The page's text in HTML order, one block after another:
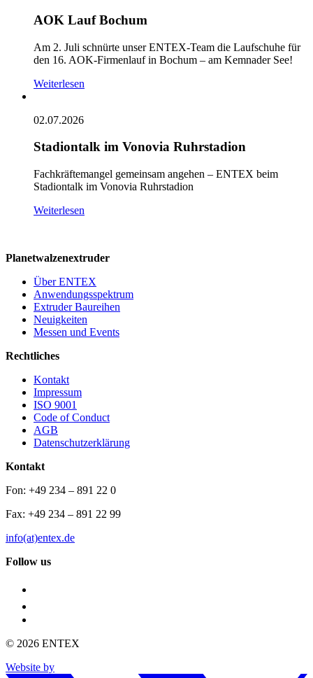
AOK Lauf Bochum
Am 2. Juli schnürte unser ENTEX-Team die Laufschuhe für
den 16. AOK-Firmenlauf in Bochum – am Kemnader See!
Weiterlesen
02.07.2026
Stadiontalk im Vonovia Ruhrstadion
Fachkräftemangel gemeinsam angehen – ENTEX beim
Stadiontalk im Vonovia Ruhrstadion
Weiterlesen
Planetwalzenextruder
Über ENTEX
Anwendungsspektrum
Extruder Baureihen
Neuigkeiten
Messen und Events
Rechtliches
Kontakt
Impressum
ISO 9001
Code of Conduct
AGB
Datenschutzerklärung
Kontakt
Fon: +49 234 – 891 22 0
Fax: +49 234 – 891 22 99
info(at)entex.de
Follow us
© 2026 ENTEX
Website by